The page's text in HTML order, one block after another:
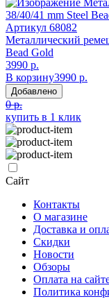
Артикул 68082
Металлический
Bead Gold
3990 р.
В корзину3990 р.
Добавлено
0 р.
купить в 1 клик
Сайт
Контакты
О магазине
Доставка и
Скидки
Новости
Обзоры
Оплата на
Политика